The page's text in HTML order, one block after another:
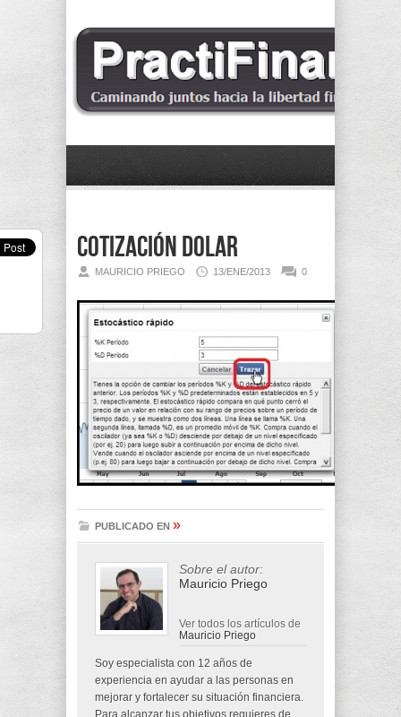
Cotización dolar
MAURICIO PRIEGO 13/ENE/2013 0
PUBLICADO EN »
Sobre el autor:
Mauricio Priego
Ver todos los artículos de
Mauricio Priego
Soy especialista con 12 años de
experiencia en ayudar a las personas en
mejorar y fortalecer su situación financiera.
Para alcanzar tus objetivos requieres de